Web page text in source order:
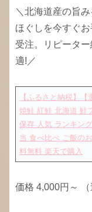
＼北海道産の旨
ほぐしを今すぐ
受注。リピータ
適!／
【ふるさと納税】
焼鮭 紅鮭 北海道 鮭
保存 人気 ランキン
当 食べ比べ ご飯の
料無料 楽天で購入
価格 4,000円～ （